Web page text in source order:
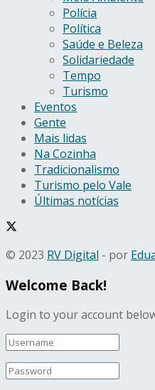
Polícia
Política
Saúde e Beleza
Solidariedade
Tempo
Turismo
Eventos
Gente
Mais lidas
Na Cozinha
Tradicionalismo
Turismo pelo Vale
Últimas notícias
© 2023 RV Digital - por
Welcome Back!
Login to your account